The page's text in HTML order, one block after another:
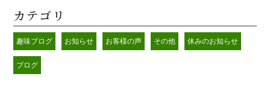
カテゴリ
趣味ブログ お知らせ お客様の声 その他 休みのお知らせ
ブログ